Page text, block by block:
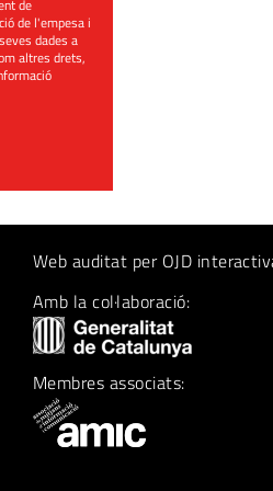
de
de l'empesa i
dades a
altres drets,
Web auditat per OJD
Amb la col·laboració:
Membres associats: